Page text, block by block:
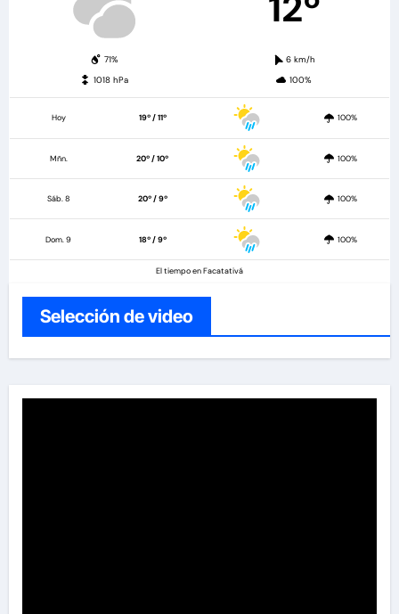
71%
6 km/h
1018 hPa
100%
Hoy 19º / 11º 100%
Mñn. 20º / 10º 100%
Sáb. 8 20º / 9º 100%
Dom. 9 18º / 9º 100%
El tiempo en Facatativá
Selección de video